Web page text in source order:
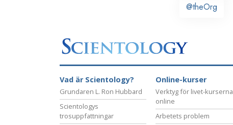
@theOrg
Vad är Scientology?
Grundaren L. Ron Hubbard
Scientologys
trosuppfattningar
Online-kurser
Verktyg för livet-kurserna
online
Arbetets problem